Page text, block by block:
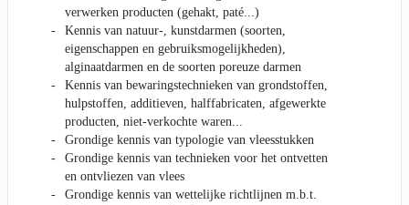
verwerken producten (gehakt, paté...)
Kennis van natuur-, kunstdarmen (soorten,
eigenschappen en gebruiksmogelijkheden),
alginaatdarmen en de soorten poreuze darmen
Kennis van bewaringstechnieken van grondstoffen,
hulpstoffen, additieven, halffabricaten, afgewerkte
producten, niet-verkochte waren...
Grondige kennis van typologie van vleesstukken
Grondige kennis van technieken voor het ontvetten
en ontvliezen van vlees
Grondige kennis van wettelijke richtlijnen m.b.t.